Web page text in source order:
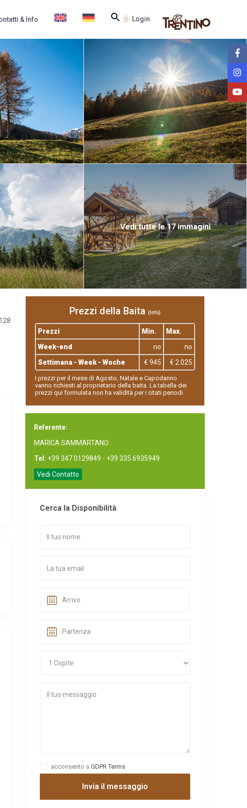
Login
& Info
Vedi tutte le 17 immagini
Prezzi della Baita (Info)
Prezzi Min.
Max.
Week-end
no
no
Settimana - Week - Woche
€ 945 € 2.025
I prezzi per il mese di Agosto, Natale e Capodanno
vanno richiesti al proprietario della baita. La tabella dei
prezzi qui formulata non ha validità per i citati periodi.
Referente:
MARICA SAMMARTANO
Tel: +39 347 0129849 - +39 335 6935949
Vedi Contatto
Cerca la Disponibilità
acconsento a GDPR Terms
Invia il messaggio